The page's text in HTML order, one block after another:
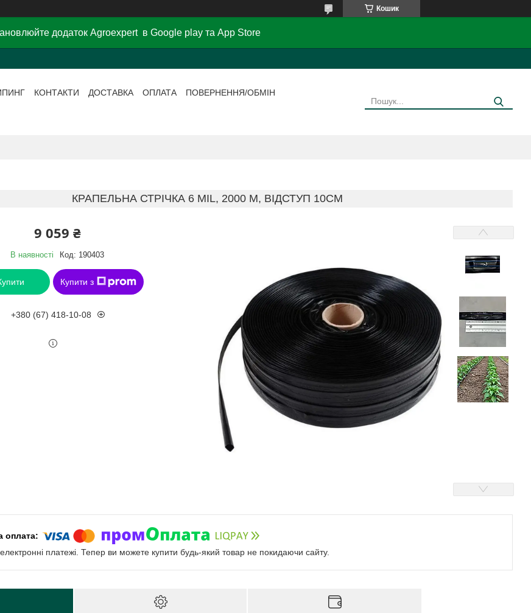
Кошик
додаток Agroexpert в Google play та App Store
КОНТАКТИ ДОСТАВКА ОПЛАТА
ПОВЕРНЕННЯ/ОБМІН
КРАПЕЛЬНА СТРІЧКА 6 MIL, 2000 М, ВІДСТУП 10СМ
9 059 ₴
В наявності Код: 190403
Купити з
+380 (67) 418-10-08
електронні платежі. Тепер ви можете купити будь-який товар не покидаючи сайту.